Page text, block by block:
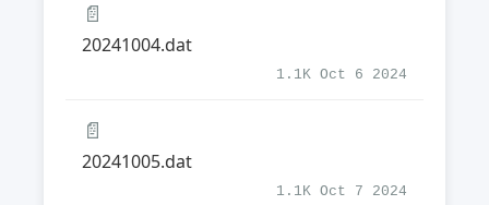
📄
20241004.dat
1.1K Oct 6 2024
📄
20241005.dat
1.1K Oct 7 2024